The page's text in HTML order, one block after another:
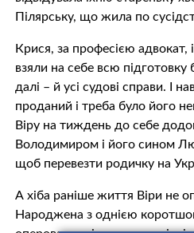
Пілярську, що жила по
Крися, за професією адвокат,
взяли на себе всю
далі – й усі судові справи. І
проданий і треба було його
Віру на тиждень до себе
Володимиром і його сином
щоб перевезти родичку на
А хіба раніше життя Віри не
Народжена з однією